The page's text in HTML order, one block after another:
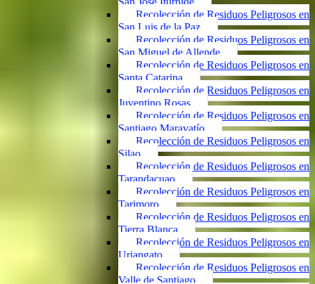
Recolección de Residuos Peligrosos en
San Luis de la Paz
Recolección de Residuos Peligrosos en
San Miguel de Allende
Recolección de Residuos Peligrosos en
Santa Catarina
Recolección de Residuos Peligrosos en
Juventino Rosas
Recolección de Residuos Peligrosos en
Santiago Maravatío
Recolección de Residuos Peligrosos en
Silao
Recolección de Residuos Peligrosos en
Tarandacuao
Recolección de Residuos Peligrosos en
Tarimoro
Recolección de Residuos Peligrosos en
Tierra Blanca
Recolección de Residuos Peligrosos en
Uriangato
Recolección de Residuos Peligrosos en
Valle de Santiago